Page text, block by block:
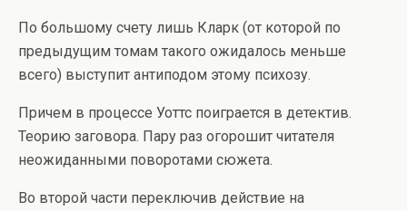
По большому счету лишь Кларк (от которой по
предыдущим томам такого ожидалось меньше
всего) выступит антиподом этому психозу.
Причем в процессе Уоттс поиграется в детектив.
Теорию заговора. Пару раз огорошит читателя
неожиданными поворотами сюжета.
Во второй части переключив действие на